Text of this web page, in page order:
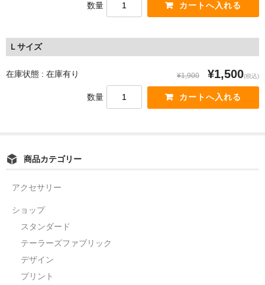
数量
Ｌサイズ
在庫状態 : 在庫有り ¥1,900 ¥1,500(税込)
数量
商品カテゴリー
アクセサリー
ショップ
スタンダード
テーラーズファブリック
デザイン
プリント